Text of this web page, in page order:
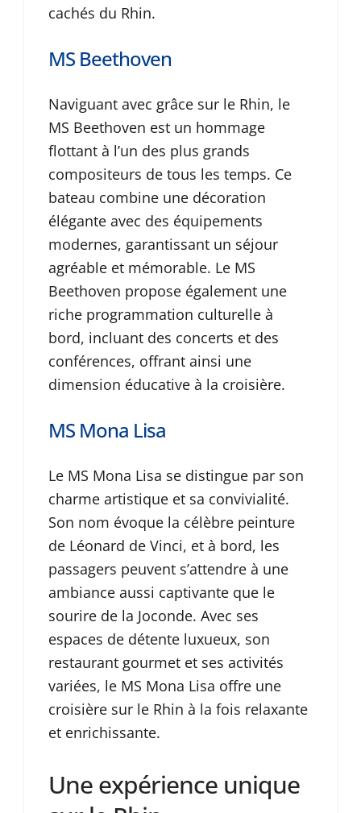
cachés du Rhin.
MS Beethoven
Naviguant avec grâce sur le Rhin, le
MS Beethoven est un hommage
flottant à l’un des plus grands
compositeurs de tous les temps. Ce
bateau combine une décoration
élégante avec des équipements
modernes, garantissant un séjour
agréable et mémorable. Le MS
Beethoven propose également une
riche programmation culturelle à
bord, incluant des concerts et des
conférences, offrant ainsi une
dimension éducative à la croisière.
MS Mona Lisa
Le MS Mona Lisa se distingue par son
charme artistique et sa convivialité.
Son nom évoque la célèbre peinture
de Léonard de Vinci, et à bord, les
passagers peuvent s’attendre à une
ambiance aussi captivante que le
sourire de la Joconde. Avec ses
espaces de détente luxueux, son
restaurant gourmet et ses activités
variées, le MS Mona Lisa offre une
croisière sur le Rhin à la fois relaxante
et enrichissante.
Une expérience unique